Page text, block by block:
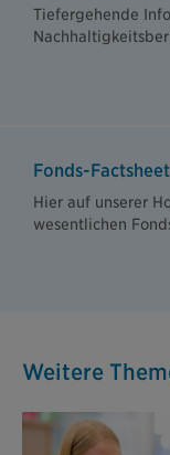
Tiefergehende
Fonds-
Hier auf unserer
wesentlichen
Weitere